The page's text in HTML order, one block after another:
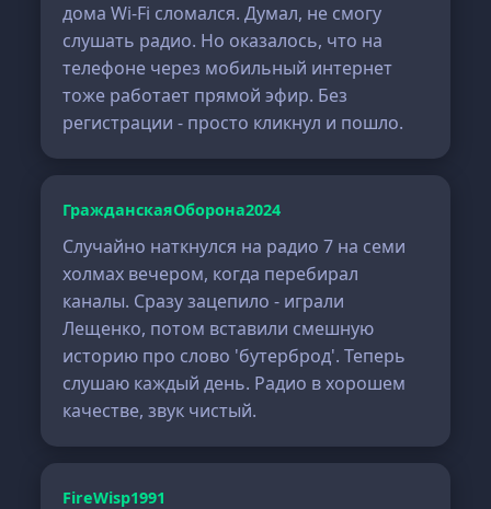
дома Wi-Fi сломался. Думал, не смогу
слушать радио. Но оказалось, что на
телефоне через мобильный интернет
тоже работает прямой эфир. Без
регистрации - просто кликнул и пошло.
ГражданскаяОборона2024
Случайно наткнулся на радио 7 на семи
холмах вечером, когда перебирал
каналы. Сразу зацепило - играли
Лещенко, потом вставили смешную
историю про слово 'бутерброд'. Теперь
слушаю каждый день. Радио в хорошем
качестве, звук чистый.
FireWisp1991